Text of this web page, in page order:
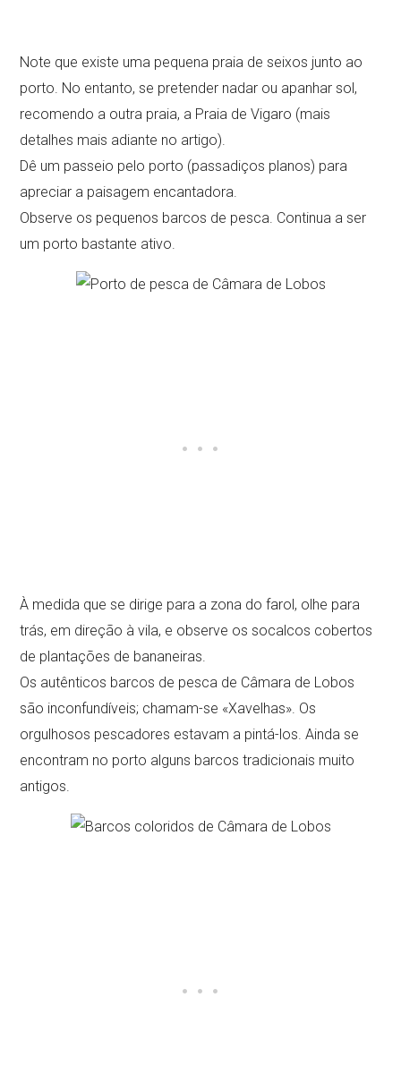
Note que existe uma pequena praia de seixos junto ao
porto. No entanto, se pretender nadar ou apanhar sol,
recomendo a outra praia, a Praia de Vigaro (mais
detalhes mais adiante no artigo).
Dê um passeio pelo porto (passadiços planos) para
apreciar a paisagem encantadora.
Observe os pequenos barcos de pesca. Continua a ser
um porto bastante ativo.
À medida que se dirige para a zona do farol, olhe para
trás, em direção à vila, e observe os socalcos cobertos
de plantações de bananeiras.
Os autênticos barcos de pesca de Câmara de Lobos
são inconfundíveis; chamam-se «Xavelhas». Os
orgulhosos pescadores estavam a pintá-los. Ainda se
encontram no porto alguns barcos tradicionais muito
antigos.